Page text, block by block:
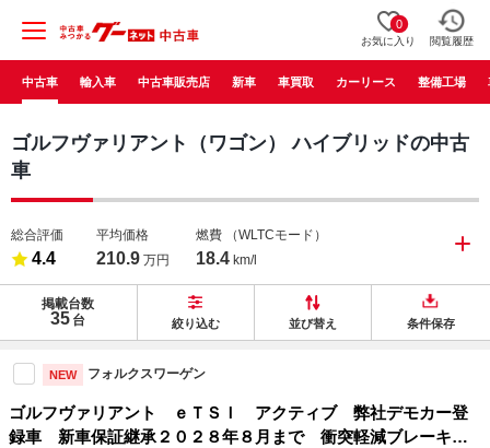
0
お気に入り 閲覧履歴
中古車 輸入車 中古車販売店 新車 車買取 カーリース 整備工場
ゴルフヴァリアント（ワゴン） ハイブリッドの中古
車
総合評価
4.4
平均価格
210.9 万円
燃費 （WLTCモード）
18.4 km/l
掲載台数
35 台 絞り込む 並び替え 条件保存
NEW フォルクスワーゲン
ゴルフヴァリアント ｅＴＳＩ アクティブ 弊社デモカー登
録車 新車保証継承２０２８年８月まで 衝突軽減ブレーキ